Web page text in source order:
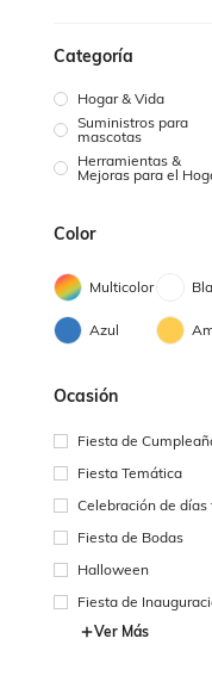
Categoría
Hogar & Vida
Suministros para
mascotas
Herramientas &
Mejoras para el
Color
Multicolor
Azul
Ocasión
Fiesta de
Fiesta Temática
Celebración de días
Fiesta de Bodas
Halloween
Fiesta de
CasaVer Más